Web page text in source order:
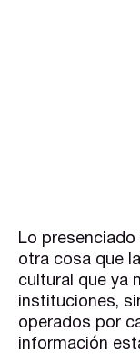
Lo
otra cosa que
cultural que ya
instituciones,
operados por
información